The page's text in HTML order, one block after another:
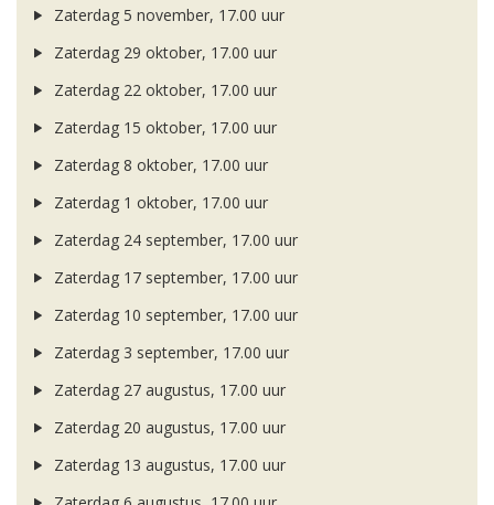
Zaterdag 5 november, 17.00 uur
Zaterdag 29 oktober, 17.00 uur
Zaterdag 22 oktober, 17.00 uur
Zaterdag 15 oktober, 17.00 uur
Zaterdag 8 oktober, 17.00 uur
Zaterdag 1 oktober, 17.00 uur
Zaterdag 24 september, 17.00 uur
Zaterdag 17 september, 17.00 uur
Zaterdag 10 september, 17.00 uur
Zaterdag 3 september, 17.00 uur
Zaterdag 27 augustus, 17.00 uur
Zaterdag 20 augustus, 17.00 uur
Zaterdag 13 augustus, 17.00 uur